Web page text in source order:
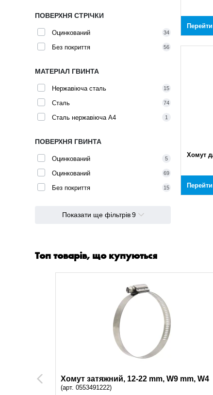
ПОВЕРХНЯ СТРІЧКИ
Оцинкований 34
Без покриття 56
МАТЕРІАЛ ГВИНТА
Нержавіюча сталь 15
Сталь 74
Сталь нержавіюча A4 1
ПОВЕРХНЯ ГВИНТА
Оцинкований 5
Оцинкований 69
Без покриття 15
Показати ще фільтрів 9
Хомут
Топ товарів, що купуються
PreviousХомут затяжний, 12-22 mm, W9 mm, W4
(арт. 0553491222)